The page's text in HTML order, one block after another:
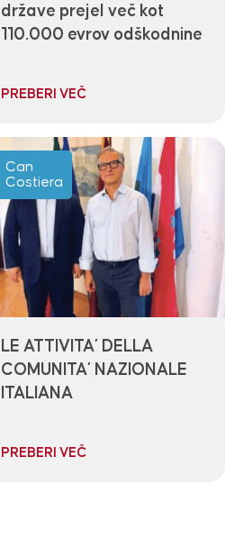
države prejel več kot
110.000 evrov odškodnine
PREBERI VEČ
Can
Costiera
LE ATTIVITA’ DELLA
COMUNITA’ NAZIONALE
ITALIANA
PREBERI VEČ